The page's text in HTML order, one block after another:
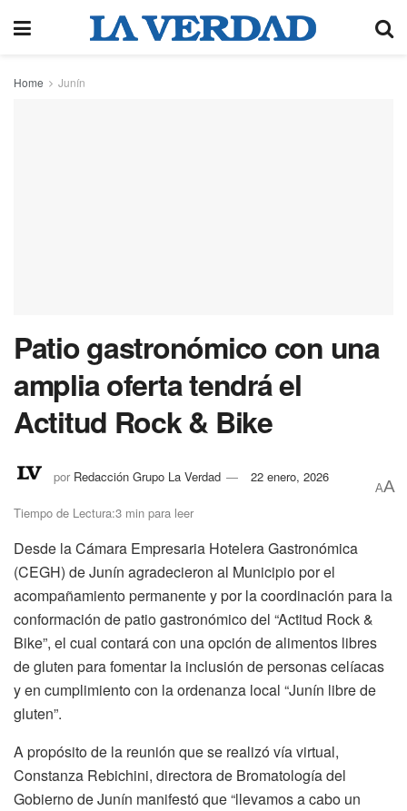
Home Junín
Patio gastronómico con una
amplia oferta tendrá el
Actitud Rock & Bike
por Redacción Grupo La Verdad 22 enero, 2026
Tiempo de Lectura:3 min para leer
AA
Desde la Cámara Empresaria Hotelera Gastronómica
(CEGH) de Junín agradecieron al Municipio por el
acompañamiento permanente y por la coordinación para la
conformación de patio gastronómico del “Actitud Rock &
Bike”, el cual contará con una opción de alimentos libres
de gluten para fomentar la inclusión de personas celíacas
y en cumplimiento con la ordenanza local “Junín libre de
gluten”.
A propósito de la reunión que se realizó vía virtual,
Constanza Rebichini, directora de Bromatología del
Gobierno de Junín manifestó que “llevamos a cabo un